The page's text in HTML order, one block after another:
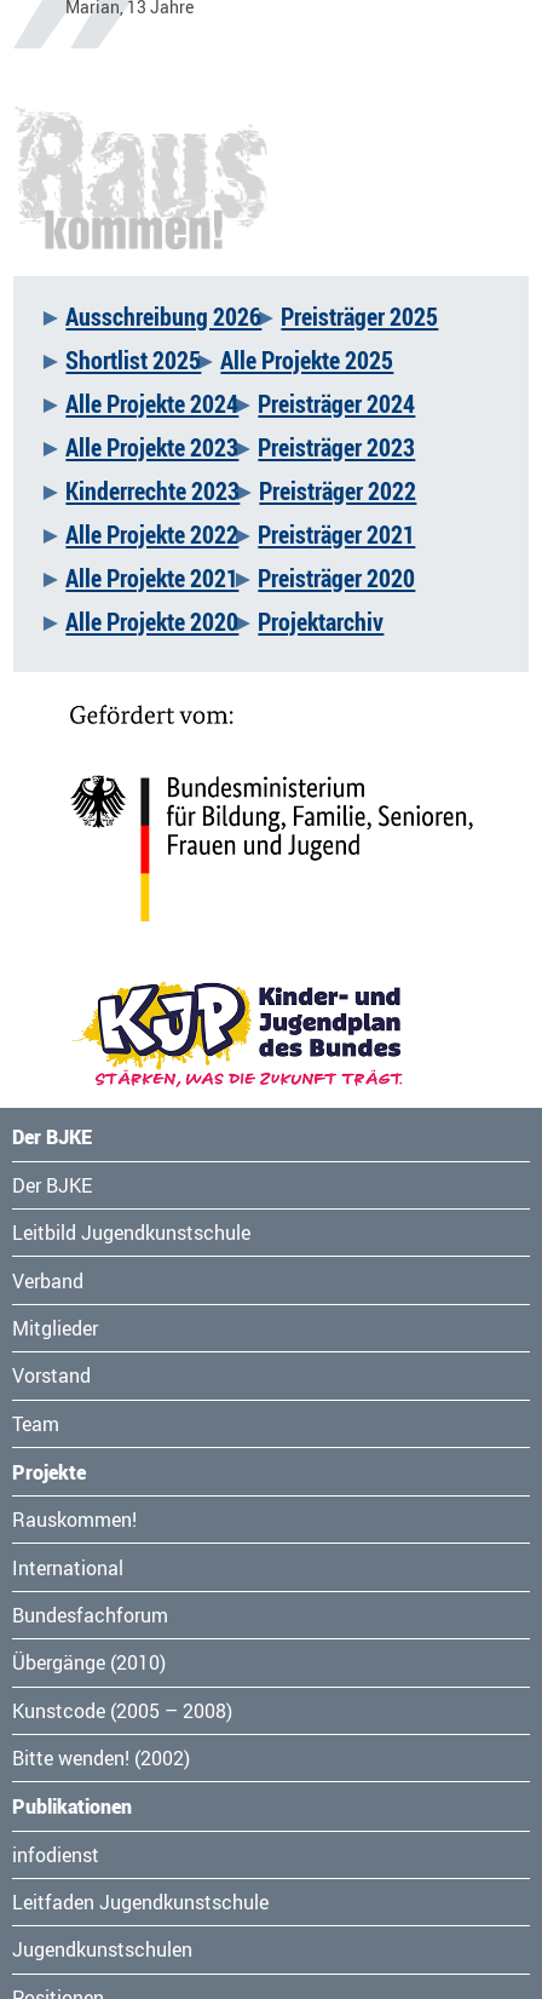
Marian, 13 Jahre
Navigation
überspringen
Ausschreibung 2026
Preisträger 2025
Shortlist 2025 Alle Projekte 2025
Alle Projekte 2024
Preisträger 2024
Alle Projekte 2023
Preisträger 2023
Kinderrechte 2023
Preisträger 2022
Alle Projekte 2022
Preisträger 2021
Alle Projekte 2021
Preisträger 2020
Alle Projekte 2020
Projektarchiv
Der BJKE
Navigation
überspringen
Der BJKE
Leitbild Jugendkunstschule
Verband
Mitglieder
Vorstand
Team
Projekte
Navigation
überspringen
Rauskommen!
International
Bundesfachforum
Übergänge (2010)
Kunstcode (2005 – 2008)
Bitte wenden! (2002)
Publikationen
Navigation
überspringen
infodienst
Leitfaden Jugendkunstschule
Jugendkunstschulen